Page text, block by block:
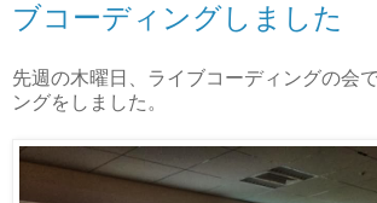
ブコーディングしました
先週の木曜日、ライブコーディングの会
ングをしました。